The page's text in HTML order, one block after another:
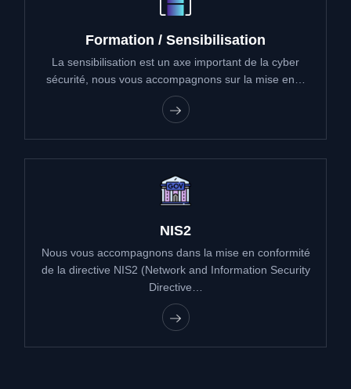
Formation / Sensibilisation
La sensibilisation est un axe important de la cyber
sécurité, nous vous accompagnons sur la mise en…
NIS2
Nous vous accompagnons dans la mise en conformité
de la directive NIS2 (Network and Information Security
Directive…